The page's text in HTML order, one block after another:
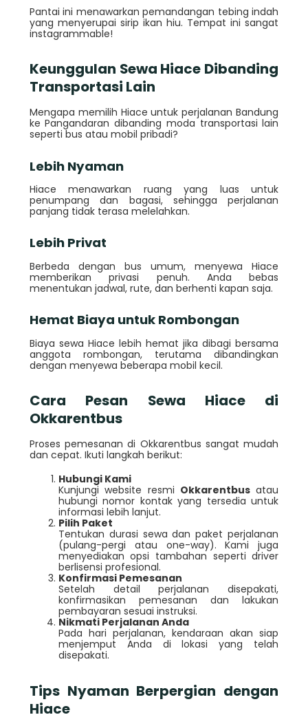
Pantai ini menawarkan pemandangan tebing indah
yang menyerupai sirip ikan hiu. Tempat ini sangat
instagrammable!
Keunggulan Sewa Hiace Dibanding
Transportasi Lain
Mengapa memilih Hiace untuk perjalanan Bandung
ke Pangandaran dibanding moda transportasi lain
seperti bus atau mobil pribadi?
Lebih Nyaman
Hiace menawarkan ruang yang luas untuk
penumpang dan bagasi, sehingga perjalanan
panjang tidak terasa melelahkan.
Lebih Privat
Berbeda dengan bus umum, menyewa Hiace
memberikan privasi penuh. Anda bebas
menentukan jadwal, rute, dan berhenti kapan saja.
Hemat Biaya untuk Rombongan
Biaya sewa Hiace lebih hemat jika dibagi bersama
anggota rombongan, terutama dibandingkan
dengan menyewa beberapa mobil kecil.
Cara Pesan Sewa Hiace di
Okkarentbus
Proses pemesanan di Okkarentbus sangat mudah
dan cepat. Ikuti langkah berikut:
Hubungi Kami
Kunjungi website resmi Okkarentbusatau
hubungi nomor kontak yang tersedia untuk
informasi lebih lanjut.
Pilih Paket
Tentukan durasi sewa dan paket perjalanan
(pulang-pergi atau one-way). Kami juga
menyediakan opsi tambahan seperti driver
berlisensi profesional.
Konfirmasi Pemesanan
Setelah detail perjalanan disepakati,
konfirmasikan pemesanan dan lakukan
pembayaran sesuai instruksi.
Nikmati Perjalanan Anda
Pada hari perjalanan, kendaraan akan siap
menjemput Anda di lokasi yang telah
disepakati.
Tips Nyaman Berpergian dengan
Hiace